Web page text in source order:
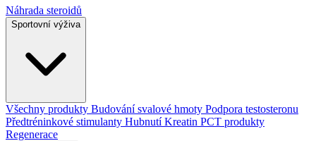
Náhrada steroidů
Sportovní výživa
Všechny produkty Budování svalové hmoty Podpora testosteronu
Předtréninkové stimulanty HubnutíKreatin PCT produkty
Regenerace